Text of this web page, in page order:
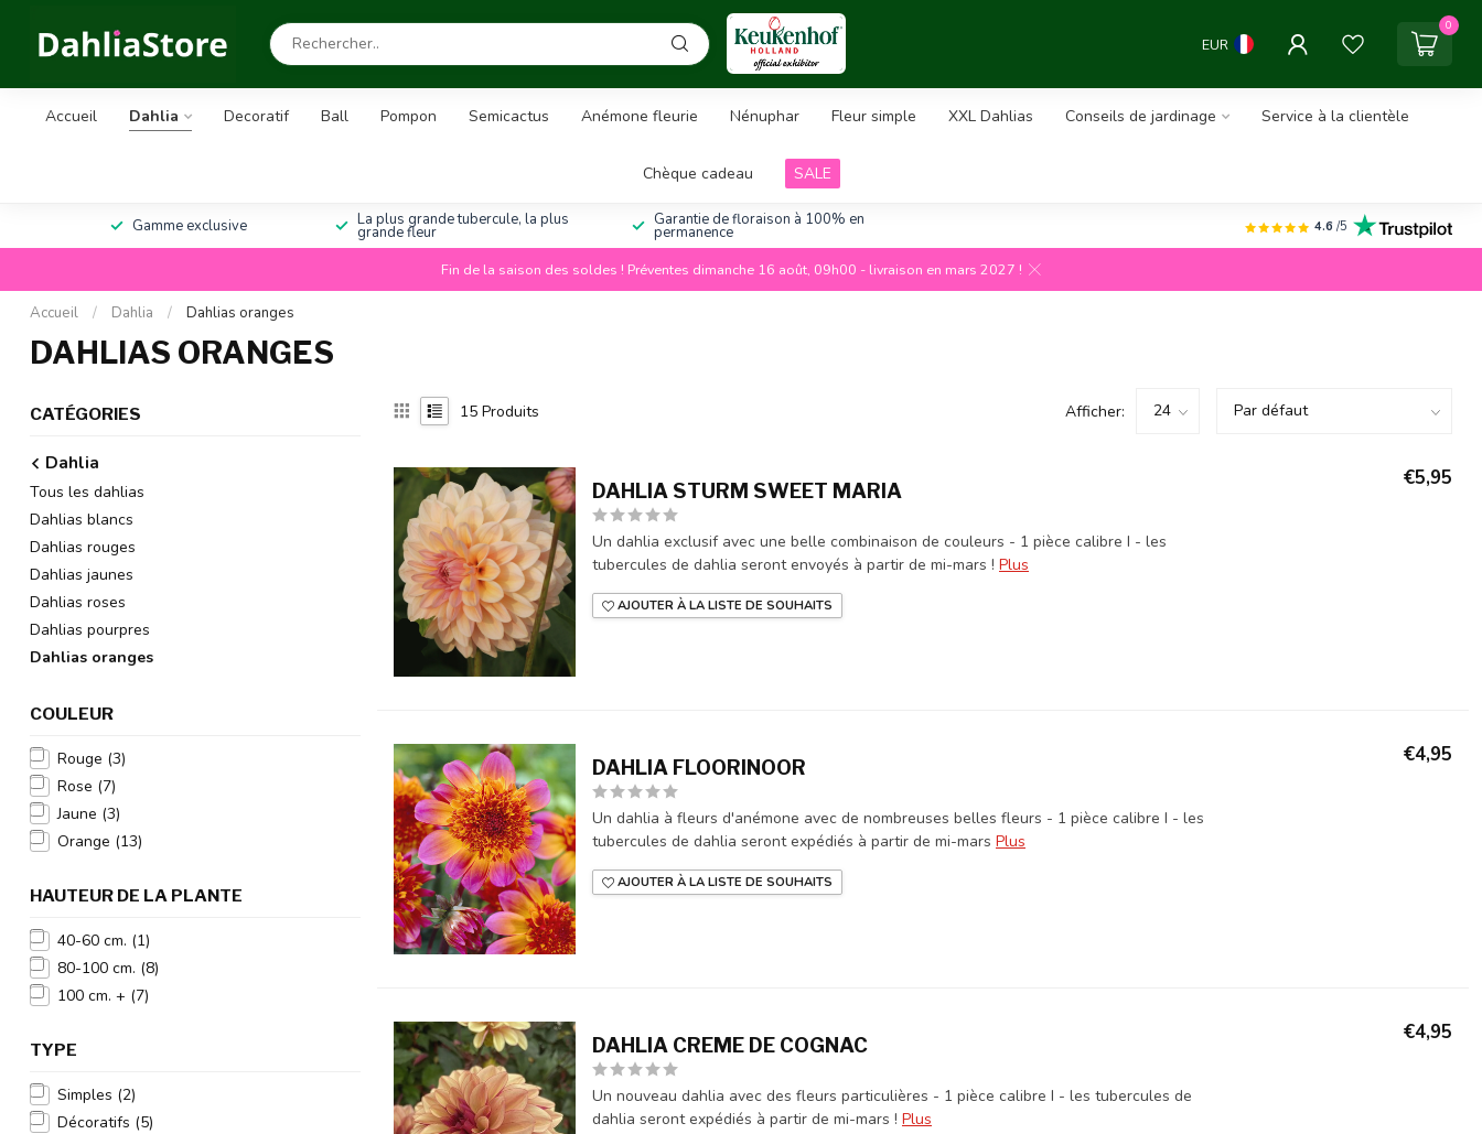
EUR
0
Accueil Dahlia Decoratif Ball Pompon Semicactus Anémone fleurie Nénuphar Fleur simple XXL Dahlias Conseils de jardinage Service à la clientèle
Chèque cadeau SALE
Gamme exclusive La plus grande tubercule, la plus
grande fleur
Garantie de floraison à 100% en
permanence 4.6 /5
Fin de la saison des soldes ! Préventes dimanche 16 août, 09h00 - livraison en mars 2027 !
Accueil / Dahlia / Dahlias oranges
DAHLIAS ORANGES
CATÉGORIES
Dahlia
Tous les dahlias
Dahlias blancs
Dahlias rouges
Dahlias jaunes
Dahlias roses
Dahlias pourpres
Dahlias oranges
COULEUR
Rouge (3)
Rose (7)
Jaune (3)
Orange (13)
HAUTEUR DE LA PLANTE
40-60 cm. (1)
80-100 cm. (8)
100 cm. + (7)
TYPE
Simples (2)
Décoratifs (5)
15 Produits Afficher:
DAHLIA STURM SWEET MARIA
Un dahlia exclusif avec une belle combinaison de couleurs - 1 pièce calibre I - les
tubercules de dahlia seront envoyés à partir de mi-mars ! Plus
AJOUTER À LA LISTE DE SOUHAITS
€5,95
DAHLIA FLOORINOOR
Un dahlia à fleurs d'anémone avec de nombreuses belles fleurs - 1 pièce calibre I - les
tubercules de dahlia seront expédiés à partir de mi-mars Plus
AJOUTER À LA LISTE DE SOUHAITS
€4,95
DAHLIA CREME DE COGNAC
Un nouveau dahlia avec des fleurs particulières - 1 pièce calibre I - les tubercules de
dahlia seront expédiés à partir de mi-mars ! Plus
€4,95